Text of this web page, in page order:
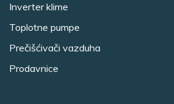
Inverter klime
Toplotne pumpe
Prečišćivači vazduha
Prodavnice